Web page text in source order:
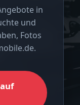
in
und
Fotos